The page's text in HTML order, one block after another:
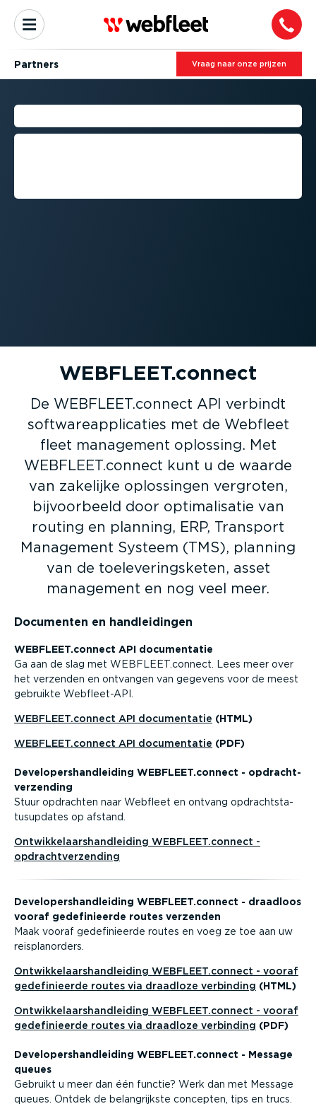
Partners Vraag naar onze prijzen
DEVELOPER RESOURCES
Alles wat u nodig hebt om software en
WEBFLEET.connect
De WEBFLEET.connect API verbindt
softw­are­ap­pli­caties met de Webfleet
fleet management oplossing. Met
WEBFLEET.connect kunt u de waarde
van zakelijke oplossingen vergroten,
bijvoor­beeld door optima­li­satie van
routing en planning, ERP, Transport
Management Systeem (TMS), planning
van de toele­ve­rings­keten, asset
management en nog veel meer.
Documenten en handlei­dingen
WEBFLEET.connect API documen­tatie
Ga aan de slag met WEBFLEET.connect. Lees meer over
het verzenden en ontvangen van gegevens voor de meest
gebruikte Webfleet-API.
WEBFLEET.connect API documen­tatie (HTML)
WEBFLEET.connect API documen­tatie (PDF)
Devel­o­pers­hand­leiding WEBFLEET.connect - opdracht­
ver­zending
Stuur opdrachten naar Webfleet en ontvang opdracht­sta­
tu­sup­dates op afstand.
Ontwik­ke­laars­hand­leiding WEBFLEET.connect -
opdracht­ver­zending
Devel­o­pers­hand­leiding WEBFLEET.connect - draadloos
vooraf gedefi­ni­eerde routes verzenden
Maak vooraf gedefi­ni­eerde routes en voeg ze toe aan uw
reisplanorders.
Ontwik­ke­laars­hand­leiding WEBFLEET.connect - vooraf
gedefi­ni­eerde routes via draadloze verbinding (HTML)
Ontwik­ke­laars­hand­leiding WEBFLEET.connect - vooraf
gedefi­ni­eerde routes via draadloze verbinding (PDF)
Devel­o­pers­hand­leiding WEBFLEET.connect - Message
queues
Gebruikt u meer dan één functie? Werk dan met Message
queues. Ontdek de belang­rijkste concepten, tips en trucs.